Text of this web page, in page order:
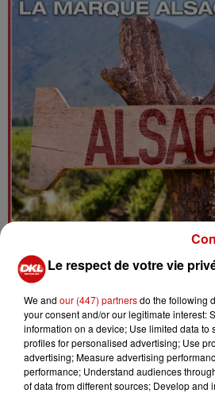
FABRIQUÉ EN ALSACE
Une chronique qui met en avant
angles
Le respect de votre vie
We and our (447) partnersdo the following
your consent and/or our legitimate interest:
information on a device; Use limited data to
profiles for personalised advertising; Use
advertising; Measure advertising
performance; Understand audiences
of data from different sources; Develop and